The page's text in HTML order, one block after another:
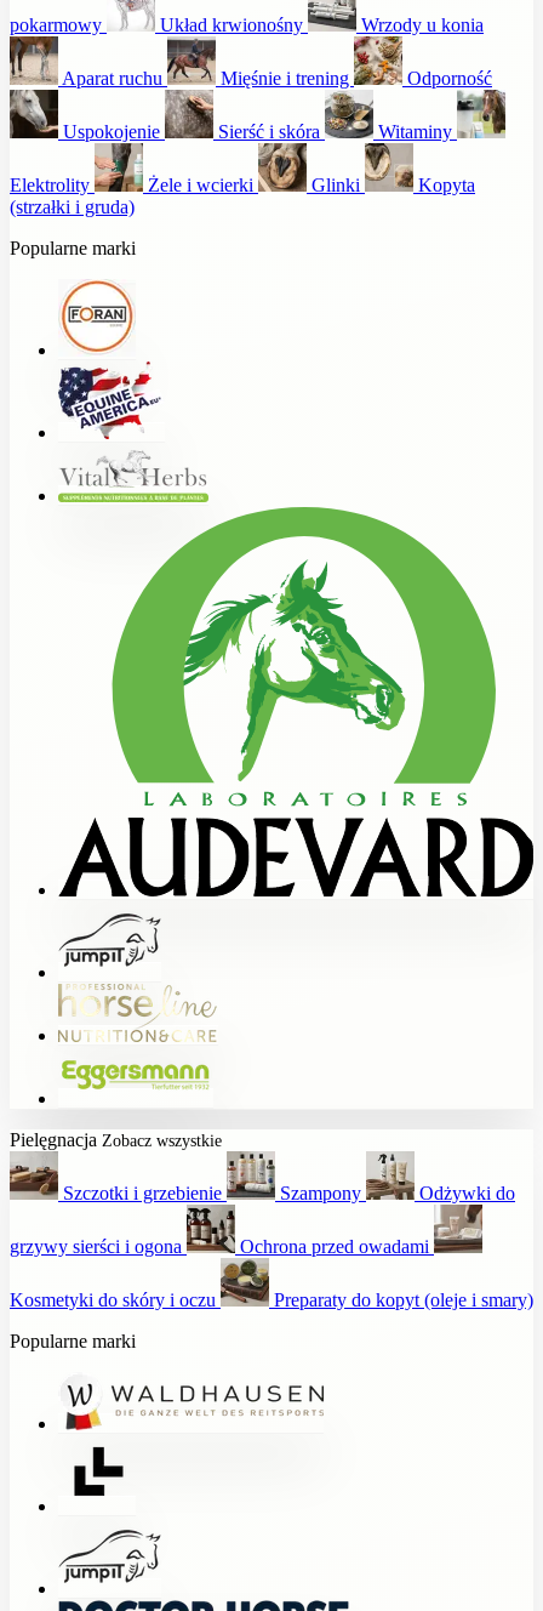
pokarmowy Układ krwionośny Wrzody u konia
Aparat ruchu Mięśnie i trening Odporność
Uspokojenie Sierść i skóra Witaminy
Elektrolity Żele i wcierki Glinki
Kopyta
(strzałki i gruda)
Popularne marki
Pielęgnacja Zobacz wszystkie
Szczotki i grzebienie Szampony Odżywki do
grzywy sierści i ogona Ochrona przed owadami
Kosmetyki do skóry i oczu
Preparaty do kopyt (oleje i smary)
Popularne marki